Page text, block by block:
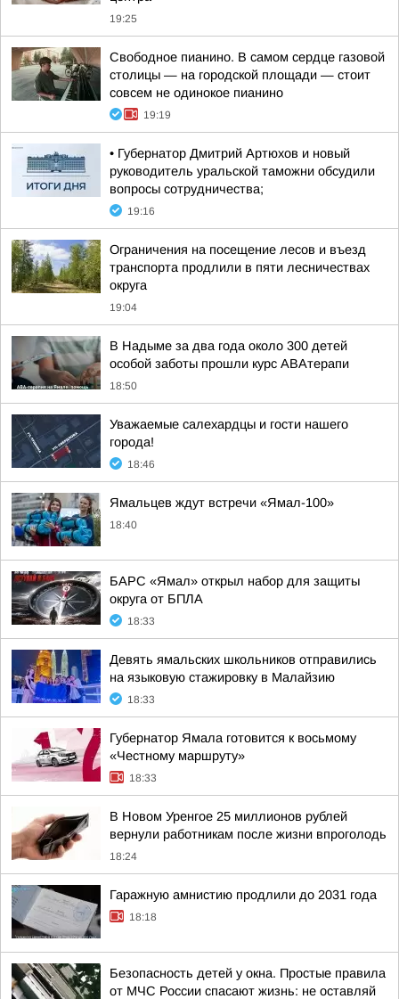
19:25
Свободное пианино. В самом сердце газовой
столицы — на городской площади — стоит
совсем не одинокое пианино
19:19
• Губернатор Дмитрий Артюхов и новый
руководитель уральской таможни обсудили
вопросы сотрудничества;
19:16
Ограничения на посещение лесов и въезд
транспорта продлили в пяти лесничествах
округа
19:04
В Надыме за два года около 300 детей
особой заботы прошли курс АВАтерапи
18:50
Уважаемые салехардцы и гости нашего
города!
18:46
Ямальцев ждут встречи «Ямал-100»
18:40
БАРС «Ямал» открыл набор для защиты
округа от БПЛА
18:33
Девять ямальских школьников отправились
на языковую стажировку в Малайзию
18:33
Губернатор Ямала готовится к восьмому
«Честному маршруту»
18:33
В Новом Уренгое 25 миллионов рублей
вернули работникам после жизни впроголодь
18:24
Гаражную амнистию продлили до 2031 года
18:18
Безопасность детей у окна. Простые правила
от МЧС России спасают жизнь: не оставляй